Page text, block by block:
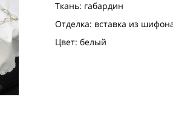
Ткань: габардин
Отделка: вставка из
Цвет: белый